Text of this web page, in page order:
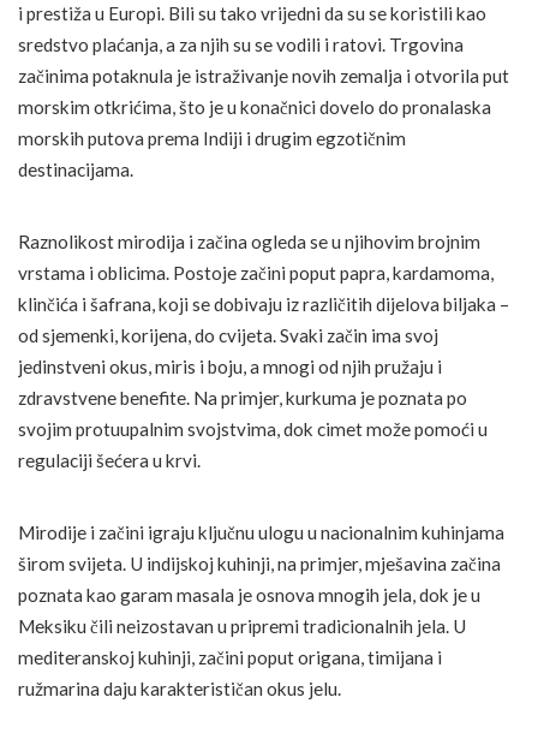
i prestiža u Europi. Bili su tako vrijedni da su se koristili kao
sredstvo plaćanja, a za njih su se vodili i ratovi. Trgovina
začinima potaknula je istraživanje novih zemalja i otvorila put
morskim otkrićima, što je u konačnici dovelo do pronalaska
morskih putova prema Indiji i drugim egzotičnim
destinacijama.
Raznolikost mirodija i začina ogleda se u njihovim brojnim
vrstama i oblicima. Postoje začini poput papra, kardamoma,
klinčića i šafrana, koji se dobivaju iz različitih dijelova biljaka –
od sjemenki, korijena, do cvijeta. Svaki začin ima svoj
jedinstveni okus, miris i boju, a mnogi od njih pružaju i
zdravstvene benefite. Na primjer, kurkuma je poznata po
svojim protuupalnim svojstvima, dok cimet može pomoći u
regulaciji šećera u krvi.
Mirodije i začini igraju ključnu ulogu u nacionalnim kuhinjama
širom svijeta. U indijskoj kuhinji, na primjer, mješavina začina
poznata kao garam masala je osnova mnogih jela, dok je u
Meksiku čili neizostavan u pripremi tradicionalnih jela. U
mediteranskoj kuhinji, začini poput origana, timijana i
ružmarina daju karakterističan okus jelu.